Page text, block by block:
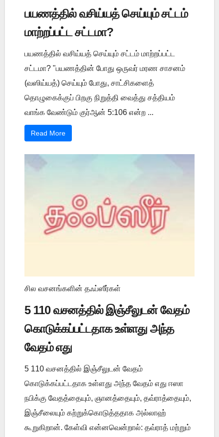
பயணத்தில் வசிய்யத் செய்யும் சட்டம்
மாற்றப்பட்ட சட்டமா?
பயணத்தில் வசிய்யத் செய்யும் சட்டம் மாற்றப்பட்ட
சட்டமா? "பயணத்தின் போது ஒருவர் மரண சாசனம்
(வஸிய்யத்) செய்யும் போது, சாட்சிகளைத்
தொழுகைக்குப் பிறகு நிறுத்தி வைத்து சத்தியம்
வாங்க வேண்டும் குர்ஆன் 5:106 என்ற ...
Read More
சில வசனங்களின் தஃப்ஸீர்கள்
5 110 வசனத்தில் இஞ்சீலுடன் வேதம்
கொடுக்கப்பட்டதாக உள்ளது அந்த
வேதம் எது
5 110 வசனத்தில் இஞ்சீலுடன் வேதம்
கொடுக்கப்பட்டதாக உள்ளது அந்த வேதம் எது ஈஸா
நபிக்கு வேதத்தையும், ஞானத்தையும், தவ்ராத்தையும்,
இஞ்சீலையும் கற்றுக்கொடுத்ததாக அல்லாஹ்
கூறுகிறான். கேள்வி என்னவென்றால்: தவ்ராத் மற்றும்